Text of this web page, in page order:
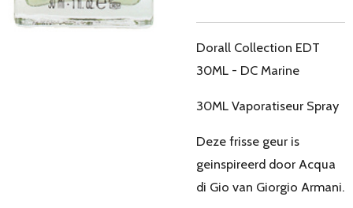
Dorall Collection EDT
30ML - DC Marine
30ML Vaporatiseur Spray
Deze frisse geur is
geinspireerd door Acqua
di Gio van Giorgio Armani.